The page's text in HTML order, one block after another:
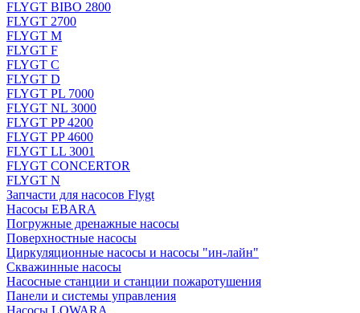
FLYGT BIBO 2800
FLYGT 2700
FLYGT M
FLYGT F
FLYGT C
FLYGT D
FLYGT PL 7000
FLYGT NL 3000
FLYGT PP 4200
FLYGT PP 4600
FLYGT LL 3001
FLYGT CONCERTOR
FLYGT N
Запчасти для насосов Flygt
Насосы EBARA
Погружные дренажные насосы
Поверхностные насосы
Циркуляционные насосы и насосы "ин-лайн"
Скважинные насосы
Насосные станции и станции пожаротушения
Панели и системы управления
Насосы LOWARA